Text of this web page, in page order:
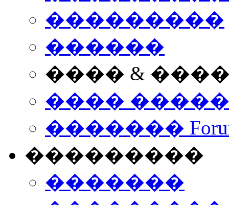
���������
������
���� &
����
�������
���������
�������